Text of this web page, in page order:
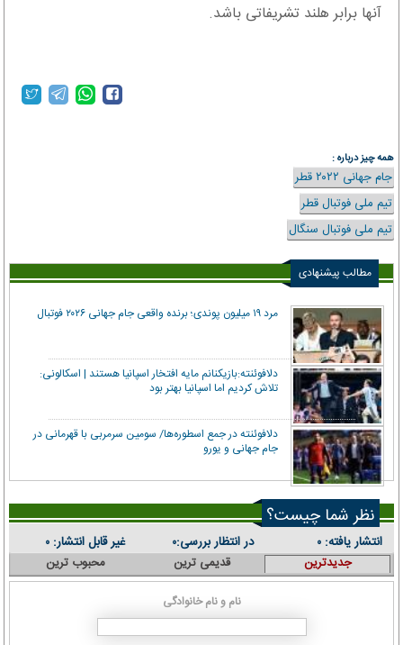
آنها برابر هلند تشریفاتی باشد.
همه چیز درباره :
جام جهانی ۲۰۲۲ قطر
تیم ملی فوتبال قطر
تیم ملی فوتبال سنگال
مطالب پیشنهادی
مرد ۱۹ میلیون پوندی؛ برنده واقعی جام جهانی ۲۰۲۶ فوتبال
دلافوئنته:بازیکنانم مایه افتخار اسپانیا هستند | اسکالونی:
تلاش کردیم اما اسپانیا بهتر بود
دلافوئنته در جمع اسطوره‌ها/ سومین سرمربی با قهرمانی در
جام جهانی و یورو
نظر شما چیست؟
انتشار یافته: ۰ در انتظار بررسی:۰ غیر قابل انتشار: ۰
جدیدترین قدیمی ترین محبوب ترین
نام و نام خانوادگی